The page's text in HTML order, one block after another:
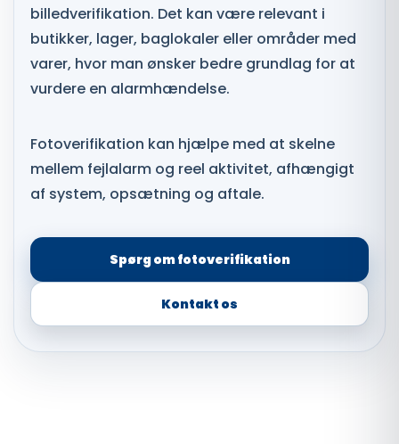
billedverifikation. Det kan være relevant i
butikker, lager, baglokaler eller områder med
varer, hvor man ønsker bedre grundlag for at
vurdere en alarmhændelse.
Fotoverifikation kan hjælpe med at skelne
mellem fejlalarm og reel aktivitet, afhængigt
af system, opsætning og aftale.
Spørg om fotoverifikation
Kontakt os